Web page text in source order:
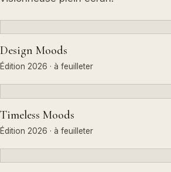
Design Moods
Édition 2026 · à feuilleter
Timeless Moods
Édition 2026 · à feuilleter